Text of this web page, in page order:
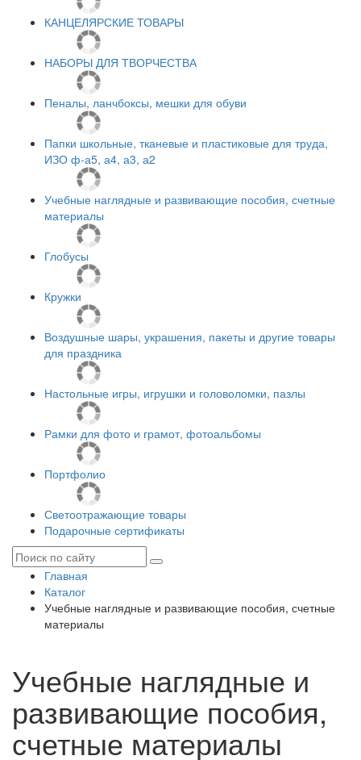
КАНЦЕЛЯРСКИЕ ТОВАРЫ
НАБОРЫ ДЛЯ ТВОРЧЕСТВА
Пеналы, ланчбоксы, мешки для обуви
Папки школьные, тканевые и пластиковые для труда,
ИЗО ф-а5, а4, а3, а2
Учебные наглядные и развивающие пособия, счетные
материалы
Глобусы
Кружки
Воздушные шары, украшения, пакеты и другие товары
для праздника
Настольные игры, игрушки и головоломки, пазлы
Рамки для фото и грамот, фотоальбомы
Портфолио
Светоотражающие товары
Подарочные сертификаты
Главная
Каталог
Учебные наглядные и развивающие пособия, счетные
материалы
Учебные наглядные и
развивающие пособия,
счетные материалы